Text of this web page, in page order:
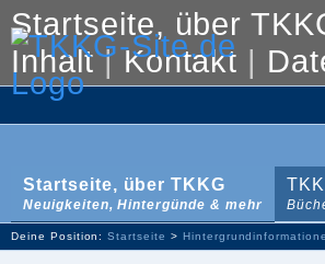
Startseite, über
Inhalt|Kontakt |
Startseite, über TKKG
Neuigkeiten, Hintergünde & mehr
Deine Position:Startseite >